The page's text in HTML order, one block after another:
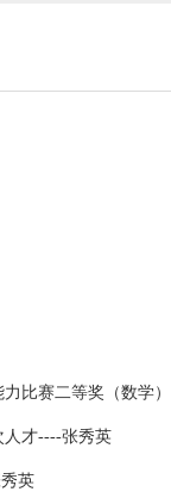
比赛二等奖（数学）
人才----张秀英
英